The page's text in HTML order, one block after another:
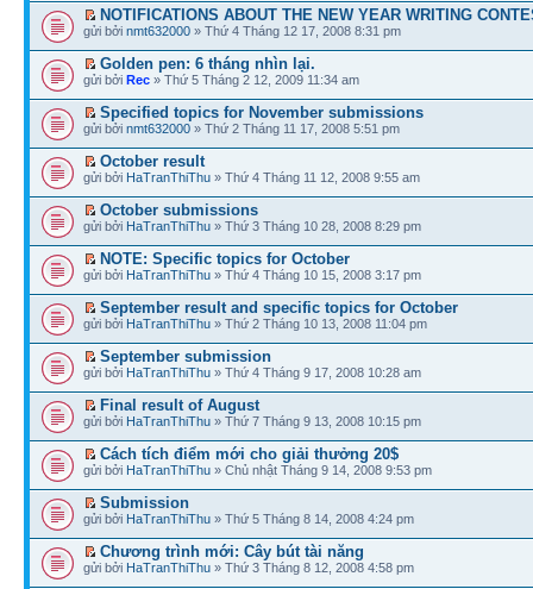
NOTIFICATIONS ABOUT THE NEW YEAR WRITING
gửi bởi nmt632000 » Thứ 4 Tháng 12 17, 2008 8:31 pm
Golden pen: 6 tháng nhìn lại.
gửi bởi Rec » Thứ 5 Tháng 2 12, 2009 11:34 am
Specified topics for November submissions
gửi bởi nmt632000 » Thứ 2 Tháng 11 17, 2008 5:51 pm
October result
gửi bởi HaTranThiThu » Thứ 4 Tháng 11 12, 2008 9:55 am
October submissions
gửi bởi HaTranThiThu » Thứ 3 Tháng 10 28, 2008 8:29 pm
NOTE: Specific topics for October
gửi bởi HaTranThiThu » Thứ 4 Tháng 10 15, 2008 3:17 pm
September result and specific topics for October
gửi bởi HaTranThiThu » Thứ 2 Tháng 10 13, 2008 11:04 pm
September submission
gửi bởi HaTranThiThu » Thứ 4 Tháng 9 17, 2008 10:28 am
Final result of August
gửi bởi HaTranThiThu » Thứ 7 Tháng 9 13, 2008 10:15 pm
Cách tích điểm mới cho giải thưởng 20$
gửi bởi HaTranThiThu » Chủ nhật Tháng 9 14, 2008 9:53 pm
Submission
gửi bởi HaTranThiThu » Thứ 5 Tháng 8 14, 2008 4:24 pm
Chương trình mới: Cây bút tài năng
gửi bởi HaTranThiThu » Thứ 3 Tháng 8 12, 2008 4:58 pm